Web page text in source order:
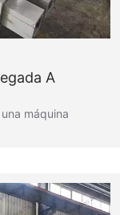
A
máquina